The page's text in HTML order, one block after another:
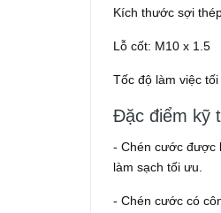
Kích thước sợi
Lỗ cốt: M10 x 1.5
Tốc độ làm việc
Đặc điểm kỹ
- Chén cước được
làm sạch tối ưu.
- Chén cước có